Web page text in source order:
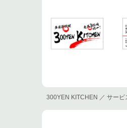
300YEN KITCHEN ／ サービ